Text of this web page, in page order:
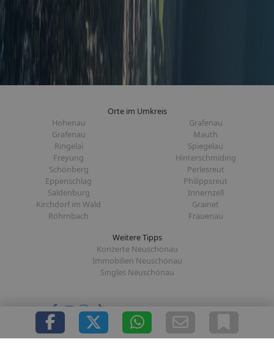
Orte im Umkreis
Hohenau
Grafenau
Grafenau
Mauth
Ringelai
Spiegelau
Freyung
Hinterschmiding
Schönberg
Perlesreut
Eppenschlag
Philippsreut
Saldenburg
Innernzell
Kirchdorf im Wald
Grainet
Röhrnbach
Frauenau
Weitere Tipps
Konzerte Neuschönau
Immobilien Neuschönau
Singles Neuschönau